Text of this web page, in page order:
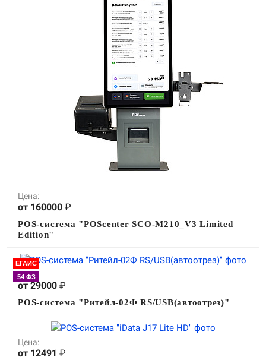
Цена:
от 160000 ₽
POS-система "POScenter SCO-M210_V3 Limited
Edition"
ЕГАИС
54 ФЗ
Цена:
от 29000 ₽
POS-система "Ритейл-02Ф RS/USB(автоотрез)"
Цена:
от 12491 ₽